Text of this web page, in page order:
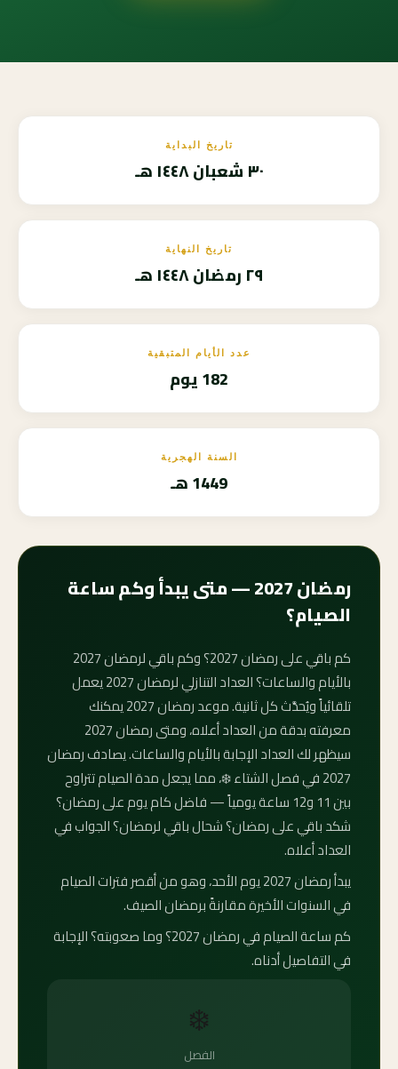
تاريخ البداية
٣٠ شعبان ١٤٤٨ هـ
تاريخ النهاية
٢٩ رمضان ١٤٤٨ هـ
عدد الأيام المتبقية
182 يوم
السنة الهجرية
1449 هـ
رمضان 2027 — متى يبدأ وكم ساعة
الصيام؟
كم باقي على رمضان 2027؟ وكم باقي لرمضان 2027
بالأيام والساعات؟ العداد التنازلي لرمضان 2027 يعمل
تلقائياً ويُحدَّث كل ثانية. موعد رمضان 2027 يمكنك
معرفته بدقة من العداد أعلاه، ومتى رمضان 2027
سيظهر لك العداد الإجابة بالأيام والساعات. يصادف رمضان
2027 في فصل الشتاء ❄️، مما يجعل مدة الصيام تتراوح
بين 11 و12 ساعة يومياً — فاضل كام يوم على رمضان؟
شكد باقي على رمضان؟ شحال باقي لرمضان؟ الجواب في
العداد أعلاه.
يبدأ رمضان 2027 يوم الأحد، وهو من أقصر فترات الصيام
في السنوات الأخيرة مقارنةً برمضان الصيف.
كم ساعة الصيام في رمضان 2027؟ وما صعوبته؟ الإجابة
في التفاصيل أدناه.
❄️
الفصل